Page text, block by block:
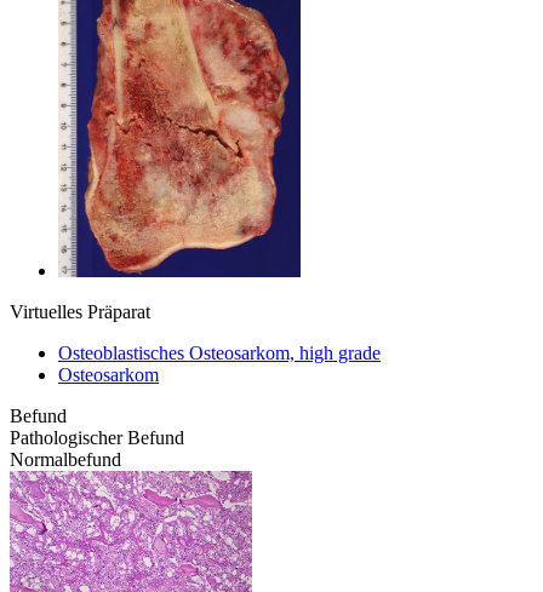
Virtuelles Präparat
Osteoblastisches Osteosarkom, high grade
Osteosarkom
Befund
Pathologischer Befund
Normalbefund